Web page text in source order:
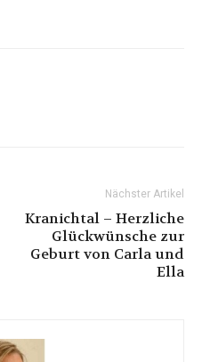
Nächster Artikel
Kranichtal – Herzliche
Glückwünsche zur
Geburt von Carla und
Ella